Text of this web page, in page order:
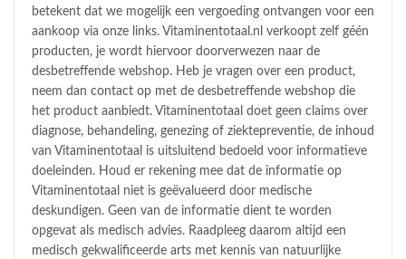
betekent dat we mogelijk een vergoeding ontvangen voor een
aankoop via onze links. Vitaminentotaal.nl verkoopt zelf géén
producten, je wordt hiervoor doorverwezen naar de
desbetreffende webshop. Heb je vragen over een product,
neem dan contact op met de desbetreffende webshop die
het product aanbiedt. Vitaminentotaal doet geen claims over
diagnose, behandeling, genezing of ziektepreventie, de inhoud
van Vitaminentotaal is uitsluitend bedoeld voor informatieve
doeleinden. Houd er rekening mee dat de informatie op
Vitaminentotaal niet is geëvalueerd door medische
deskundigen. Geen van de informatie dient te worden
opgevat als medisch advies. Raadpleeg daarom altijd een
medisch gekwalificeerde arts met kennis van natuurlijke